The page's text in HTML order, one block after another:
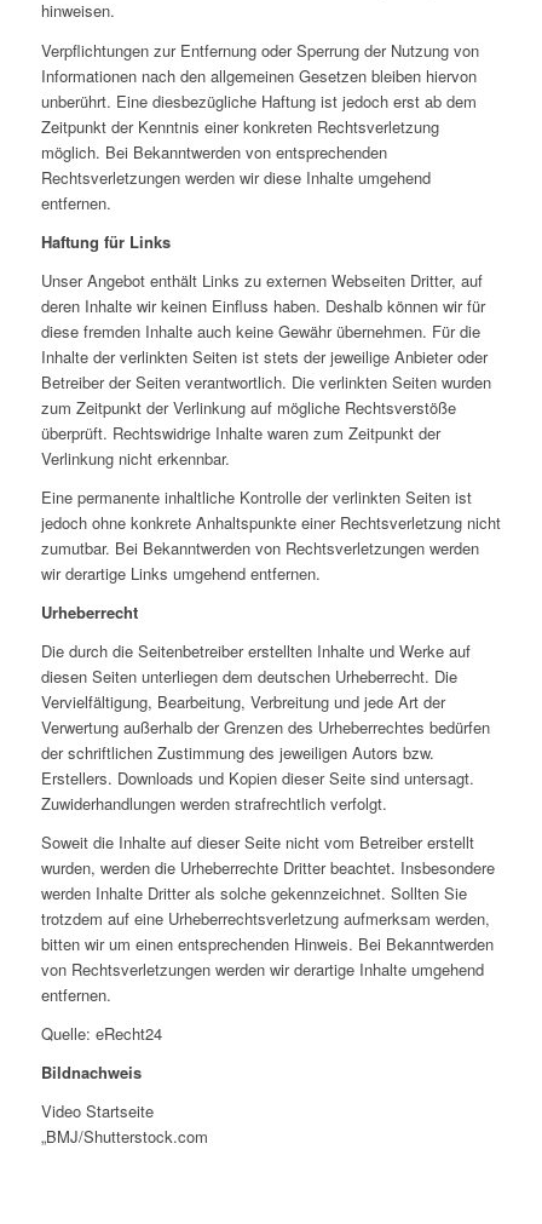
hinweisen.
Verpflichtungen zur Entfernung oder Sperrung der Nutzung von
Informationen nach den allgemeinen Gesetzen bleiben hiervon
unberührt. Eine diesbezügliche Haftung ist jedoch erst ab dem
Zeitpunkt der Kenntnis einer konkreten Rechtsverletzung
möglich. Bei Bekanntwerden von entsprechenden
Rechtsverletzungen werden wir diese Inhalte umgehend
entfernen.
Haftung für Links
Unser Angebot enthält Links zu externen Webseiten Dritter, auf
deren Inhalte wir keinen Einfluss haben. Deshalb können wir für
diese fremden Inhalte auch keine Gewähr übernehmen. Für die
Inhalte der verlinkten Seiten ist stets der jeweilige Anbieter oder
Betreiber der Seiten verantwortlich. Die verlinkten Seiten wurden
zum Zeitpunkt der Verlinkung auf mögliche Rechtsverstöße
überprüft. Rechtswidrige Inhalte waren zum Zeitpunkt der
Verlinkung nicht erkennbar.
Eine permanente inhaltliche Kontrolle der verlinkten Seiten ist
jedoch ohne konkrete Anhaltspunkte einer Rechtsverletzung nicht
zumutbar. Bei Bekanntwerden von Rechtsverletzungen werden
wir derartige Links umgehend entfernen.
Urheberrecht
Die durch die Seitenbetreiber erstellten Inhalte und Werke auf
diesen Seiten unterliegen dem deutschen Urheberrecht. Die
Vervielfältigung, Bearbeitung, Verbreitung und jede Art der
Verwertung außerhalb der Grenzen des Urheberrechtes bedürfen
der schriftlichen Zustimmung des jeweiligen Autors bzw.
Erstellers. Downloads und Kopien dieser Seite sind untersagt.
Zuwiderhandlungen werden strafrechtlich verfolgt.
Soweit die Inhalte auf dieser Seite nicht vom Betreiber erstellt
wurden, werden die Urheberrechte Dritter beachtet. Insbesondere
werden Inhalte Dritter als solche gekennzeichnet. Sollten Sie
trotzdem auf eine Urheberrechtsverletzung aufmerksam werden,
bitten wir um einen entsprechenden Hinweis. Bei Bekanntwerden
von Rechtsverletzungen werden wir derartige Inhalte umgehend
entfernen.
Quelle: eRecht24
Bildnachweis
Video Startseite
„BMJ/Shutterstock.com